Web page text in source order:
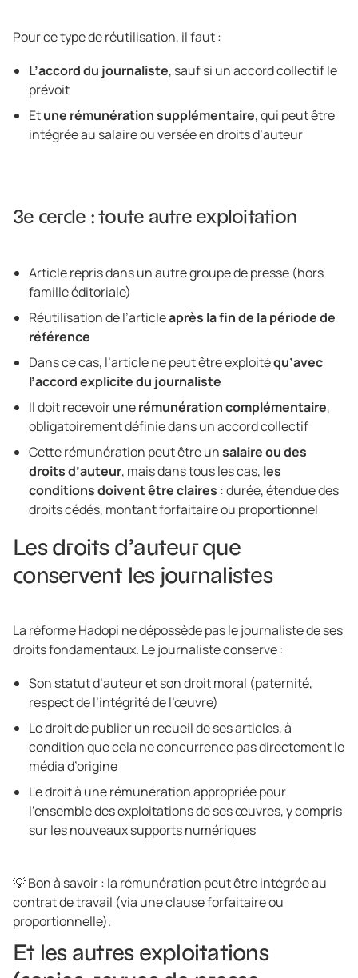
Pour ce type de réutilisation, il faut :
L’accord du journaliste, sauf si un accord collectif le
prévoit
Etune rémunération supplémentaire, qui peut être
intégrée au salaire ou versée en droits d’auteur
3e cercle : toute autre exploitation
Article repris dans un autre groupe de presse (hors
famille éditoriale)
Réutilisation de l’articleaprès la fin de la période de
référence
Dans ce cas, l’article ne peut être exploitéqu’avec
l’accord explicite du journaliste
Il doit recevoir unerémunération complémentaire,
obligatoirement définie dans un accord collectif
Cette rémunération peut être unsalaire ou des
droits d’auteur, mais dans tous les cas, les
conditions doivent être claires : durée, étendue des
droits cédés, montant forfaitaire ou proportionnel
Les droits d’auteur que
conservent les journalistes
La réforme Hadopi ne dépossède pas le journaliste de ses
droits fondamentaux. Le journaliste conserve :
Son statut d’auteur et son droit moral (paternité,
respect de l’intégrité de l’œuvre)
Le droit de publier un recueil de ses articles, à
condition que cela ne concurrence pas directement le
média d’origine
Le droit à une rémunération appropriée pour
l’ensemble des exploitations de ses œuvres, y compris
sur les nouveaux supports numériques
💡 Bon à savoir : la rémunération peut être intégrée au
contrat de travail (via une clause forfaitaire ou
proportionnelle).
Et les autres exploitations